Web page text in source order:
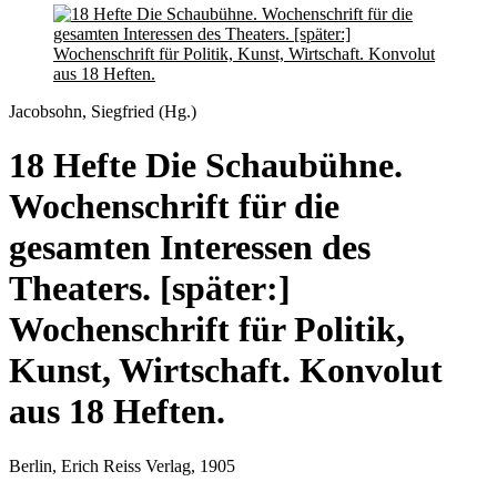
Jacobsohn, Siegfried (Hg.)
18 Hefte Die Schaubühne.
Wochenschrift für die
gesamten Interessen des
Theaters. [später:]
Wochenschrift für Politik,
Kunst, Wirtschaft. Konvolut
aus 18 Heften.
Berlin, Erich Reiss Verlag, 1905